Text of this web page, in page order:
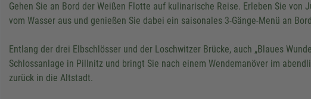
Gehen Sie an Bord der Weißen Flotte auf kulinarische Reise. Erleben Sie von
vom Wasser aus und genießen Sie dabei ein saisonales 3-Gänge-Menü an
Entlang der drei Elbschlösser und der Loschwitzer Brücke, auch „Blaues
Schlossanlage in Pillnitz und bringt Sie nach einem Wendemanöver im
zurück in die Altstadt.